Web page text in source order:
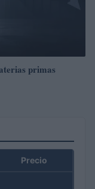
primas
Precio